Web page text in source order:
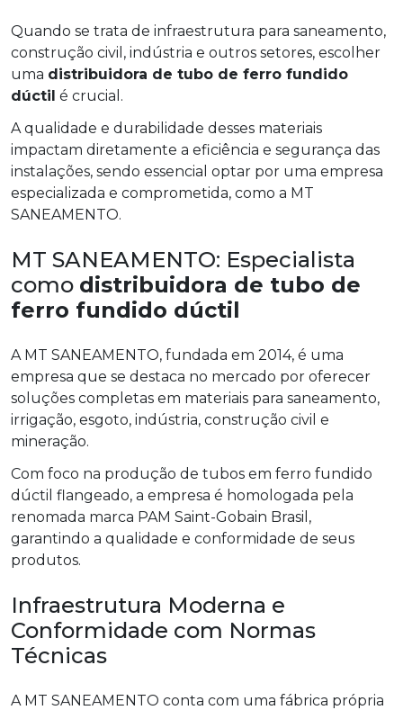
Quando se trata de infraestrutura para saneamento,
construção civil, indústria e outros setores, escolher
uma distribuidora de tubo de ferro fundido
dúctil é crucial.
A qualidade e durabilidade desses materiais
impactam diretamente a eficiência e segurança das
instalações, sendo essencial optar por uma empresa
especializada e comprometida, como a MT
SANEAMENTO.
MT SANEAMENTO: Especialista
como distribuidora de tubo de
ferro fundido dúctil
A MT SANEAMENTO, fundada em 2014, é uma
empresa que se destaca no mercado por oferecer
soluções completas em materiais para saneamento,
irrigação, esgoto, indústria, construção civil e
mineração.
Com foco na produção de tubos em ferro fundido
dúctil flangeado, a empresa é homologada pela
renomada marca PAM Saint-Gobain Brasil,
garantindo a qualidade e conformidade de seus
produtos.
Infraestrutura Moderna e
Conformidade com Normas
Técnicas
A MT SANEAMENTO conta com uma fábrica própria